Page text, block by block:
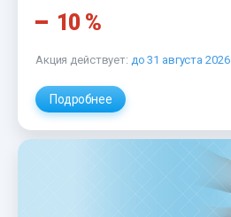
10 %
Акция действует: до 31 августа 2026
Подробнее